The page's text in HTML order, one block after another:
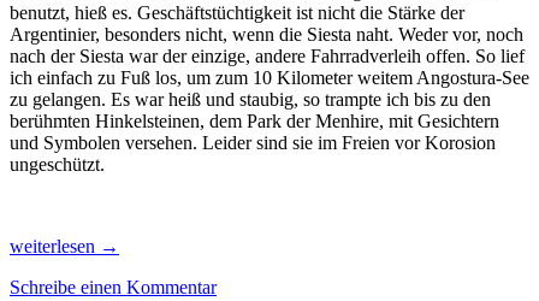
benutzt, hieß es. Geschäftstüchtigkeit ist nicht die Stärke der
Argentinier, besonders nicht, wenn die Siesta naht. Weder vor, noch
nach der Siesta war der einzige, andere Fahrradverleih offen. So lief
ich einfach zu Fuß los, um zum 10 Kilometer weitem Angostura-See
zu gelangen. Es war heiß und staubig, so trampte ich bis zu den
berühmten Hinkelsteinen, dem Park der Menhire, mit Gesichtern
und Symbolen versehen. Leider sind sie im Freien vor Korosion
ungeschützt.
Die
Schönheit
weiterlesen →
Schreibe einen Kommentar